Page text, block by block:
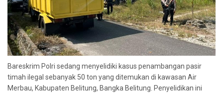
Bareskrim Polri sedang menyelidiki kasus penambangan pasir
timah ilegal sebanyak 50 ton yang ditemukan di kawasan Air
Merbau, Kabupaten Belitung, Bangka Belitung. Penyelidikan ini